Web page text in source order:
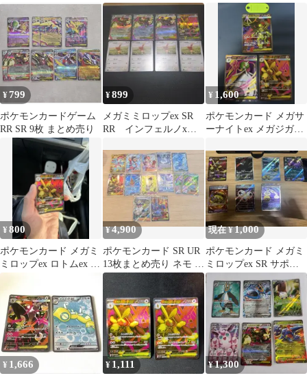
104/095 1枚
¥ 799
ポケモンカードゲーム
RR SR 9枚 まとめ売り
¥899
メガミミロップex SR
RR インフェルノx
¥ 1,600
ポケモンカード メガサ
ーナイトex メガジガル
SR
¥800
ポケモンカード メガミ
ミロップex ロトムex セ
ット2枚
¥4,900
ポケモンカード SR UR
13枚まとめ売り ネモ キ
ングドラex
現在 ¥1,000
ポケモンカード メガミ
ミロップex SR サポー
トカード まとめ売り
¥ 1,666 ¥ 1,111 ¥1,300